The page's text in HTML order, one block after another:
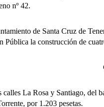
nº 42.
de Santa Cruz de
la construcción de
La Rosa y Santiago, del
por 1.203 pesetas.